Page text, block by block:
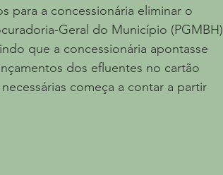
para a concessionária eliminar o
Geral do Município (PGMBH)
que a concessionária apontasse
dos efluentes no cartão
começa a contar a partir